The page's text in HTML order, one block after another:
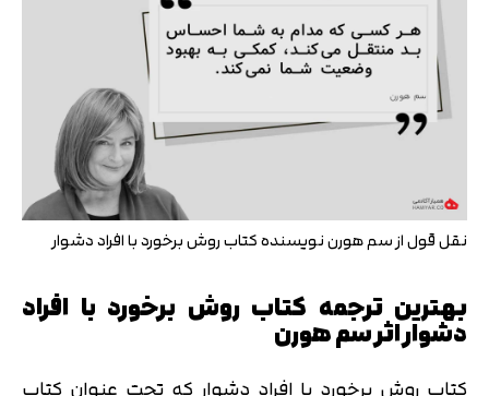
نقل قول از سم هورن نویسنده کتاب روش برخورد با افراد دشوار
بهترین ترجمه کتاب روش برخورد با افراد
دشوار اثر سم هورن